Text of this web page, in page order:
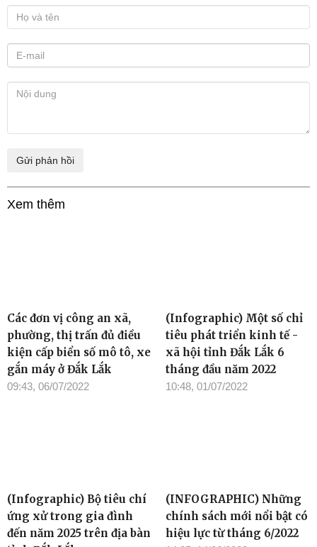
Xem thêm
Các đơn vị công an xã,
phường, thị trấn đủ điều
kiện cấp biển số mô tô, xe
gắn máy ở Đắk Lắk
09:43, 06/07/2022
(Infographic) Một số chỉ
tiêu phát triển kinh tế -
xã hội tỉnh Đắk Lắk 6
tháng đầu năm 2022
10:48, 01/07/2022
(Infographic) Bộ tiêu chí
ứng xử trong gia đình
đến năm 2025 trên địa bàn
(INFOGRAPHIC) Những
chính sách mới nổi bật có
hiệu lực từ tháng 6/2022